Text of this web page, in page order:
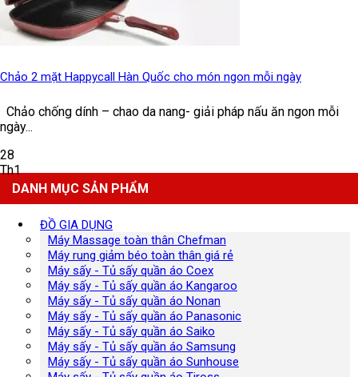
Chảo 2 mặt Happycall Hàn Quốc cho món ngon mỗi ngày
Chảo chống dính – chao da nang- giải pháp nấu ăn ngon mỗi
ngày...
28
Th1
DANH MỤC SẢN PHẨM
ĐỒ GIA DỤNG
Máy Massage toàn thân Chefman
Máy rung giảm béo toàn thân giá rẻ
Máy sấy - Tủ sấy quần áo Coex
Máy sấy - Tủ sấy quần áo Kangaroo
Máy sấy - Tủ sấy quần áo Nonan
Máy sấy - Tủ sấy quần áo Panasonic
Máy sấy - Tủ sấy quần áo Saiko
Máy sấy - Tủ sấy quần áo Samsung
Máy sấy - Tủ sấy quần áo Sunhouse